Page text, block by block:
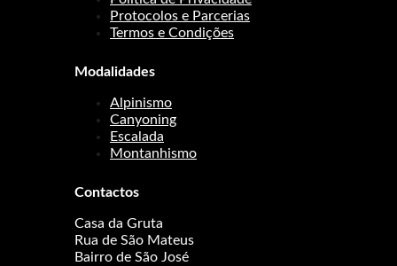
Protocolos e Parcerias
Termos e Condições
Modalidades
Alpinismo
Canyoning
Escalada
Montanhismo
Contactos
Casa da Gruta
Rua de São Mateus
Bairro de São José